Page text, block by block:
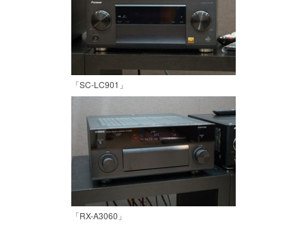
「SC-LC901」
「RX-A3060」